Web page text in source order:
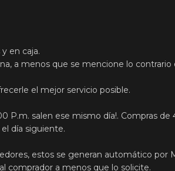
en caja.
a menos que se mencione lo
el mejor servicio posible.
P.m. salen ese mismo día!. Compras
día siguiente.
estos se generan automático
comprador a menos que lo solicite.